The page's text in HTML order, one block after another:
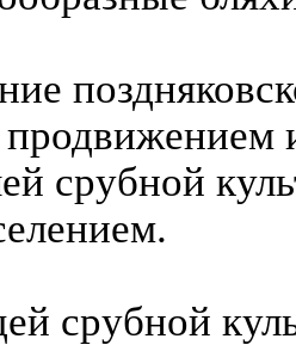
срубной
срубной